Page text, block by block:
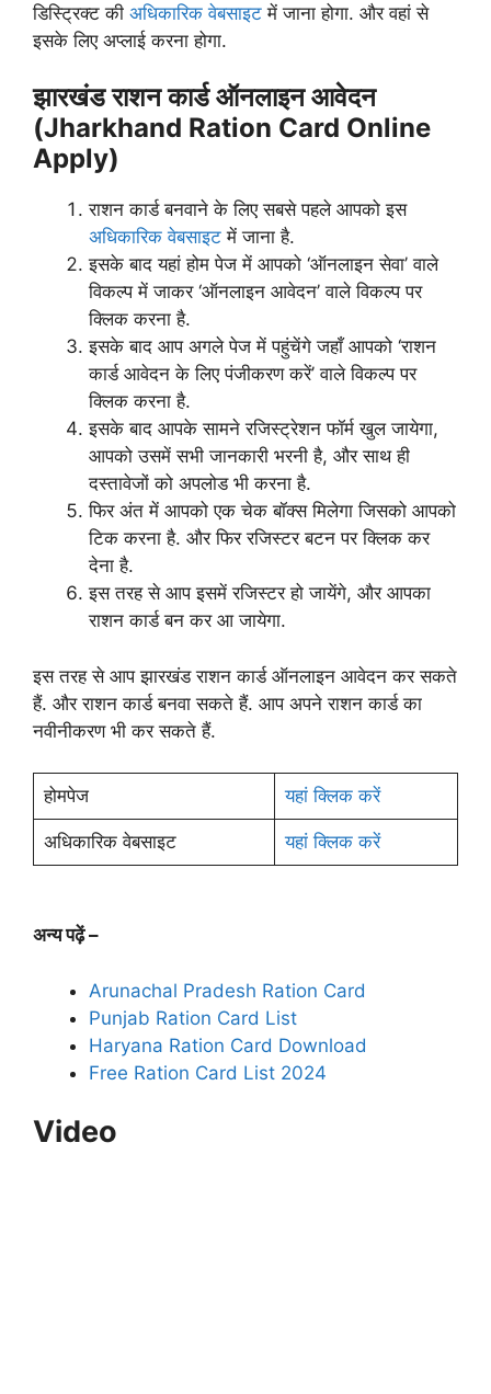
डिस्ट्रिक्ट की अधिकारिक वेबसाइट में जाना होगा. और वहां से
इसके लिए अप्लाई करना होगा.
झारखंड राशन कार्ड ऑनलाइन आवेदन
(Jharkhand Ration Card Online
Apply)
राशन कार्ड बनवाने के लिए सबसे पहले आपको इस
अधिकारिक वेबसाइट में जाना है.
इसके बाद यहां होम पेज में आपको ‘ऑनलाइन सेवा’ वाले
विकल्प में जाकर ‘ऑनलाइन आवेदन’ वाले विकल्प पर
क्लिक करना है.
इसके बाद आप अगले पेज में पहुंचेंगे जहाँ आपको ‘राशन
कार्ड आवेदन के लिए पंजीकरण करें’ वाले विकल्प पर
क्लिक करना है.
इसके बाद आपके सामने रजिस्ट्रेशन फॉर्म खुल जायेगा,
आपको उसमें सभी जानकारी भरनी है, और साथ ही
दस्तावेजों को अपलोड भी करना है.
फिर अंत में आपको एक चेक बॉक्स मिलेगा जिसको आपको
टिक करना है. और फिर रजिस्टर बटन पर क्लिक कर
देना है.
इस तरह से आप इसमें रजिस्टर हो जायेंगे, और आपका
राशन कार्ड बन कर आ जायेगा.
इस तरह से आप झारखंड राशन कार्ड ऑनलाइन आवेदन कर सकते
हैं. और राशन कार्ड बनवा सकते हैं. आप अपने राशन कार्ड का
नवीनीकरण भी कर सकते हैं.
होमपेज यहां क्लिक करें
अधिकारिक वेबसाइट यहां क्लिक करें
अन्य पढ़ें –
Arunachal Pradesh Ration Card
Punjab Ration Card List
Haryana Ration Card Download
Free Ration Card List 2024
Video